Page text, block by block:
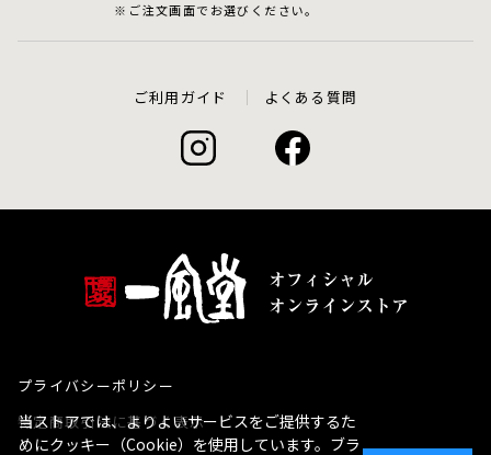
ご注文画面でお選びください。
ご利用ガイド よくある質問
プライバシーポリシー
特定商取引法に基づく表示
当ストアでは、よりよいサービスをご提供するた
めにクッキー（Cookie）を使用しています。ブラ